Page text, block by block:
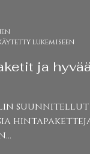
lukemiseen
ja hyvää
suunnitellut
hintapaketteja
Lapsi- ja...